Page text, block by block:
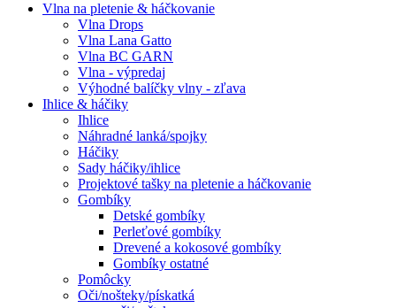
Vlna na pletenie & háčkovanie
Vlna Drops
Vlna Lana Gatto
Vlna BC GARN
Vlna - výpredaj
Výhodné balíčky vlny - zľava
Ihlice & háčiky
Ihlice
Náhradné lanká/spojky
Háčiky
Sady háčiky/ihlice
Projektové tašky na pletenie a háčkovanie
Gombíky
Detské gombíky
Perleťové gombíky
Drevené a kokosové gombíky
Gombíky ostatné
Pomôcky
Oči/nošteky/pískatká